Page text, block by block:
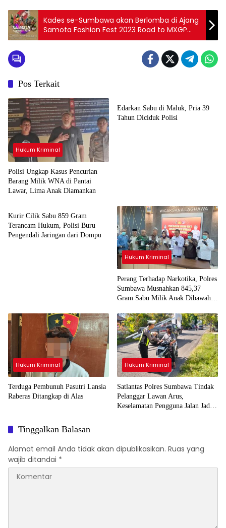
Kades se-Sumbawa akan Berlomba di Ajang
Samota Fashion Fest 2023 Road to MXGP
Indonesia
Pos Terkait
Hukum Kriminal
Polisi Ungkap Kasus Pencurian
Barang Milik WNA di Pantai
Lawar, Lima Anak Diamankan
Edarkan Sabu di Maluk, Pria 39
Tahun Diciduk Polisi
Hukum Kriminal
Kurir Cilik Sabu 859 Gram
Terancam Hukum, Polisi Buru
Pengendali Jaringan dari Dompu
Hukum Kriminal
Perang Terhadap Narkotika, Polres
Sumbawa Musnahkan 845,37
Gram Sabu Milik Anak Dibawah
Hukum Kriminal
Terduga Pembunuh Pasutri Lansia
Raberas Ditangkap di Alas
Hukum Kriminal
Satlantas Polres Sumbawa Tindak
Pelanggar Lawan Arus,
Keselamatan Pengguna Jalan Jadi
Tinggalkan Balasan
Alamat email Anda tidak akan dipublikasikan. Ruas yang
wajib ditandai *